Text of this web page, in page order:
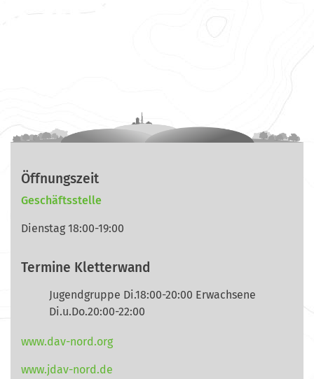
Öffnungszeit
Geschäftsstelle
Dienstag 18:00-19:00
Termine Kletterwand
Jugendgruppe Di.18:00-20:00 Erwachsene
Di.u.Do.20:00-22:00
www.dav-nord.org
www.jdav-nord.de